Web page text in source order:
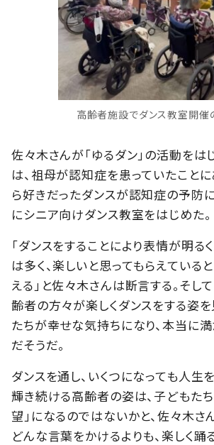
高齢者施設でダンス教室開催
佐々木さんが「ゆるダン」の活動をは
は、祖母が認知症を患っていたこと
ら好きだったダンスが認知症の予防に
にシニア向けダンス教室をはじめた。
「ダンスをすることにより表情が明る
は多く、楽しいと思ってもらえている
える」と佐々木さんは断言する。そし
齢者の方々が楽しくダンスをする姿を
たちが幸せな気持ちになり、本当に満
だそうだ。
ダンスを通し、いくつになっても人生
輝き続ける高齢者の姿は、子どもたち
望」になるのではないかと、佐々木さ
どんな言葉をかけるよりも、楽しく